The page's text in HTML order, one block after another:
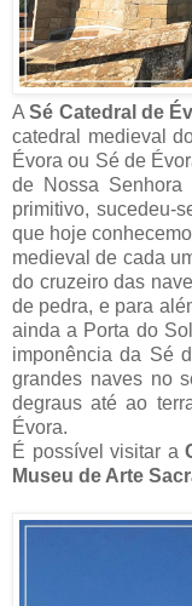
ASé Catedral de
catedral medieval
Évora ou Sé de
de Nossa Senhora
primitivo, sucedeu-
que hoje
medieval de cada
do cruzeiro das
de pedra, e para
ainda a Porta do
imponência da Sé
grandes naves no
degraus até ao
Évora.
É possível visitar a
Museu de Arte